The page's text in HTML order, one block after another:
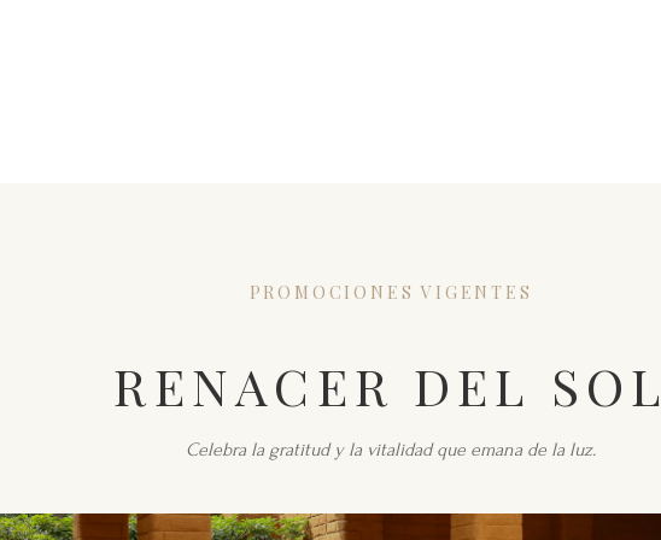
PROMOCIONES VIGENTES
RENACER DEL
Celebra la gratitud y la vitalidad que emana de la luz.